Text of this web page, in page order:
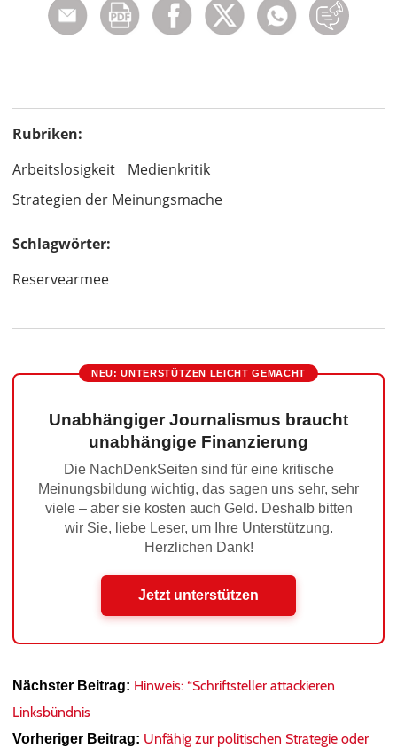
Rubriken:
Arbeitslosigkeit
Medienkritik
Strategien der Meinungsmache
Schlagwörter:
Reservearmee
NEU: UNTERSTÜTZEN LEICHT GEMACHT
Unabhängiger Journalismus braucht
unabhängige Finanzierung
Die NachDenkSeiten sind für eine kritische
Meinungsbildung wichtig, das sagen uns sehr, sehr
viele – aber sie kosten auch Geld. Deshalb bitten
wir Sie, liebe Leser, um Ihre Unterstützung.
Herzlichen Dank!
Jetzt unterstützen
Nächster Beitrag: Hinweis: “Schriftsteller attackieren
Linksbündnis
Vorheriger Beitrag: Unfähig zur politischen Strategie oder